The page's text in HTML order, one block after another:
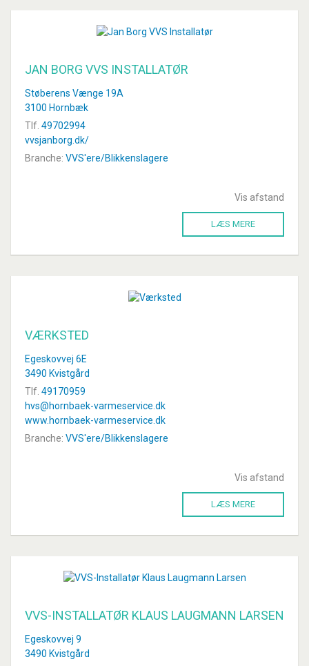
JAN BORG VVS INSTALLATØR
Støberens Vænge 19A
3100 Hornbæk
Tlf. 49702994
vvsjanborg.dk/
Branche: VVS'ere/Blikkenslagere
Vis afstand
LÆS MERE
VÆRKSTED
Egeskovvej 6E
3490 Kvistgård
Tlf. 49170959
hvs@hornbaek-varmeservice.dk
www.hornbaek-varmeservice.dk
Branche: VVS'ere/Blikkenslagere
Vis afstand
LÆS MERE
VVS-INSTALLATØR KLAUS LAUGMANN LARSEN
Egeskovvej 9
3490 Kvistgård